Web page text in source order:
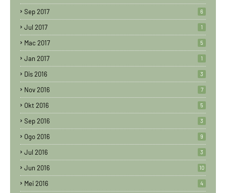
Sep 2017 6
Jul 2017 1
Mac 2017 5
Jan 2017 1
Dis 2016 3
Nov 2016 7
Okt 2016 5
Sep 2016 3
Ogo 2016 9
Jul 2016 3
Jun 2016 10
Mei 2016 4